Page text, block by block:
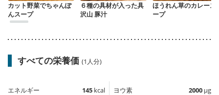
カット野菜でちゃんぽ
んスープ
６種の具材が入った具
沢山 豚汁
ほうれん草のカレース
ープ
すべての栄養価 (1人分)
エネルギー 145 kcal
ヨウ素 2000 µg